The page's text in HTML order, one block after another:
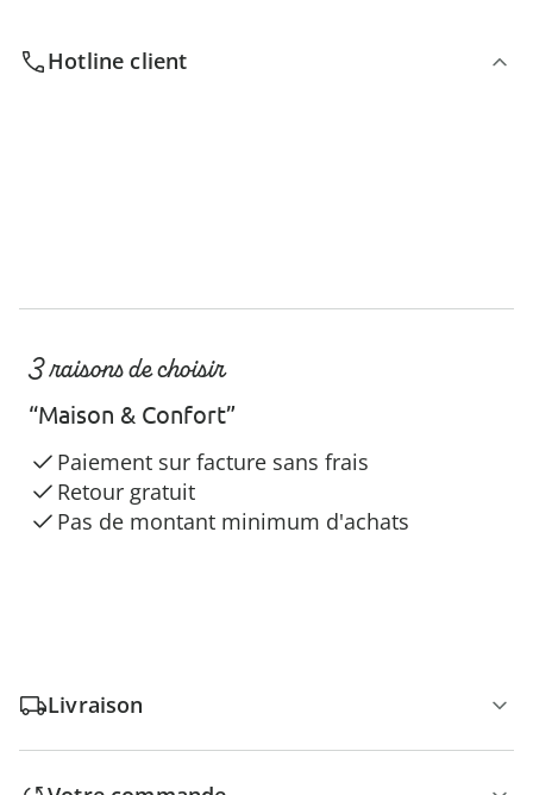
Hotline client
3 raisons de choisir
“Maison & Confort”
Paiement sur facture sans frais
Retour gratuit
Pas de montant minimum d'achats
Livraison